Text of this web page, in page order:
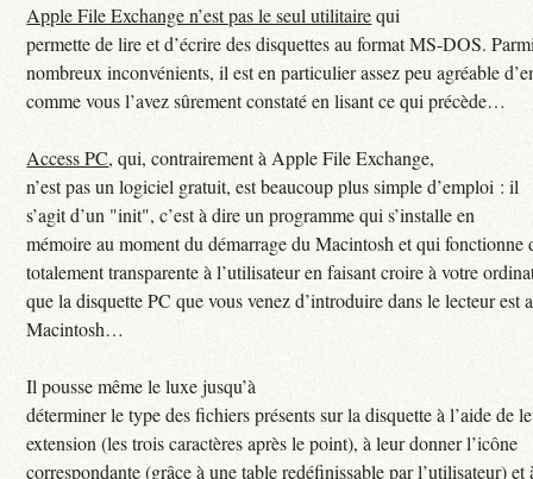
Apple File Exchange n’est pas le seul utilitairequi
permette de lire et d’écrire des disquettes au format MS-DOS.
nombreux inconvénients, il est en particulier assez peu agréable
comme vous l’avez sûrement constaté en lisant ce qui précède…
Access PC, qui, contrairement à Apple File Exchange,
n’est pas un logiciel gratuit, est beaucoup plus simple d’emploi : il
s’agit d’un "init", c’est à dire un programme qui s’installe en
mémoire au moment du démarrage du Macintosh et qui fonctionne
totalement transparente à l’utilisateur en faisant croire à votre
que la disquette PC que vous venez d’introduire dans le lecteur est
Macintosh…
Il pousse même le luxe jusqu’à
déterminer le type des fichiers présents sur la disquette à l’aide de
extension (les trois caractères après le point), à leur donner l’icône
correspondante (grâce à une table redéfinissable par l’utilisateur) et